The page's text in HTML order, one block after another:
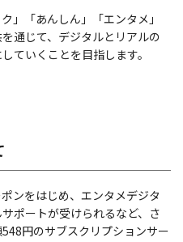
」「あんしん」「エンタメ」
通じて、デジタルとリアルの
ていくことを目指します。
ンをはじめ、エンタメデジタ
ポートが受けられるなど、さ
円のサブスクリプションサー